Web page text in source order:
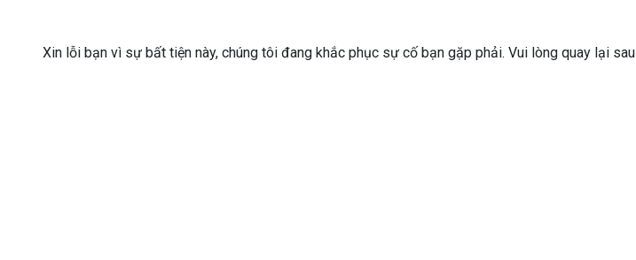
Xin lỗi bạn vì sự bất tiện này, chúng tôi đang khắc phục sự cố bạn gặp phải. Vui lòng quay lại sau